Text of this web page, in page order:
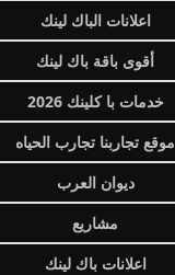
اعلانات الباك لينك
أقوى باقة باك لينك
خدمات با كلينك 2026
موقع تجاربنا تجارب الحياه
ديوان العرب
مشاريع
اعلانات باك لينك